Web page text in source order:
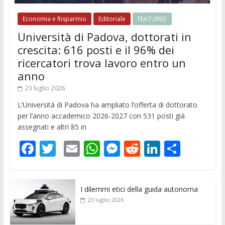
Economia e Risparmio Editoriale FEATURED
Università di Padova, dottorati in
crescita: 616 posti e il 96% dei
ricercatori trova lavoro entro un
anno
23 luglio 2026
L’Università di Padova ha ampliato l’offerta di dottorato
per l’anno accademico 2026-2027 con 531 posti già
assegnati e altri 85 in
F
e
b
o
T
itt
er
E
ai
l
W
s
M
ss
e
R
di
Li
e
C
di
I dilemmi etici della guida autonoma
23 luglio 2026